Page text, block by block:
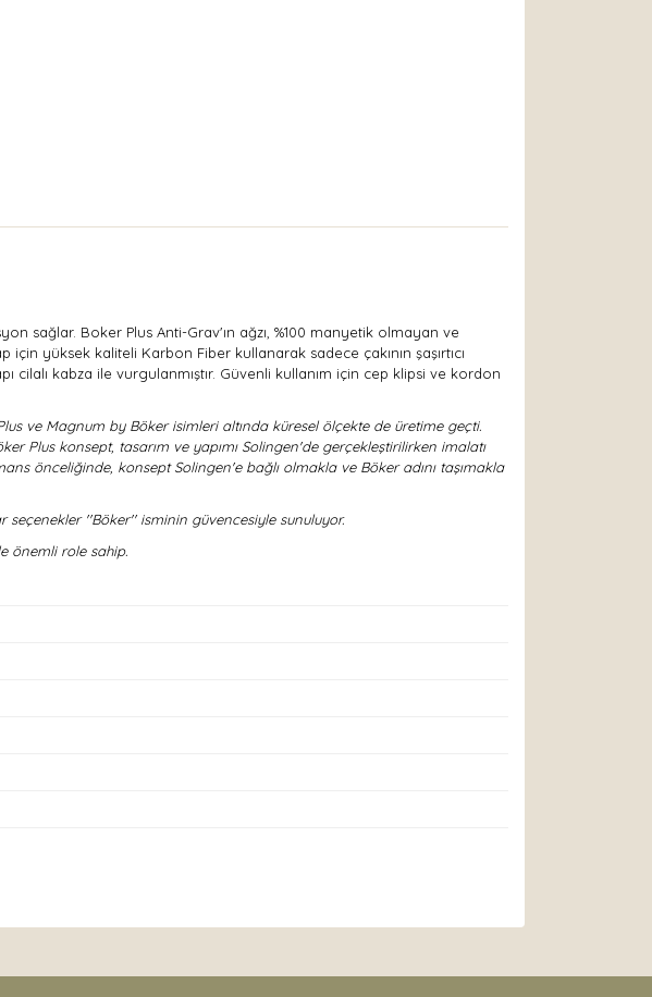
sağlar. Boker Plus Anti-Grav'ın ağzı, %100 manyetik olmayan ve
yüksek kaliteli Karbon Fiber kullanarak sadece çakının şaşırtıcı
cilalı kabza ile vurgulanmıştır. Güvenli kullanım için cep klipsi ve kordon
ve Magnum by Böker isimleri altında küresel ölçekte de üretime geçti.
Plus konsept, tasarım ve yapımı Solingen'de gerçekleştirilirken imalatı
önceliğinde, konsept Solingen'e bağlı olmakla ve Böker adını taşımakla
''Böker'' isminin güvencesiyle sunuluyor.
önemli role sahip.